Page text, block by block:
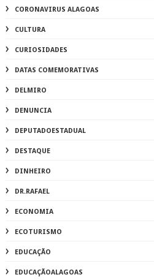
CORONAVIRUS ALAGOAS
CULTURA
CURIOSIDADES
DATAS COMEMORATIVAS
DELMIRO
DENUNCIA
DEPUTADOESTADUAL
DESTAQUE
DINHEIRO
DR.RAFAEL
ECONOMIA
ECOTURISMO
EDUCAÇÃO
EDUCAÇÃOALAGOAS